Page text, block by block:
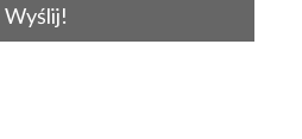
Wyślij!